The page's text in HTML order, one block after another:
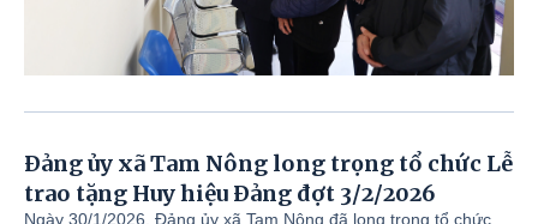
Đảng ủy xã Tam Nông long trọng tổ chức Lễ
trao tặng Huy hiệu Đảng đợt 3/2/2026
Ngày 30/1/2026, Đảng ủy xã Tam Nông đã long trọng tổ chức